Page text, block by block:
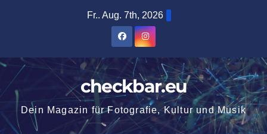
Fr.. Aug. 7th, 2026
checkbar.eu
Dein Magazin für Fotografie, Kultur und Musik